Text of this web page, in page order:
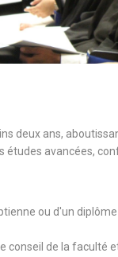
deux ans,
avancées,
ou d'un
conseil de la